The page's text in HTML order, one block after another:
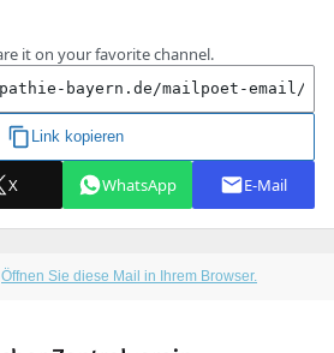
Öffnen Sie diese Mail in Ihrem Browser.